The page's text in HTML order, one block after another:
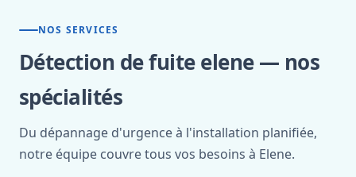
NOS SERVICES
Détection de fuite elene — nos
spécialités
Du dépannage d'urgence à l'installation planifiée,
notre équipe couvre tous vos besoins à Elene.